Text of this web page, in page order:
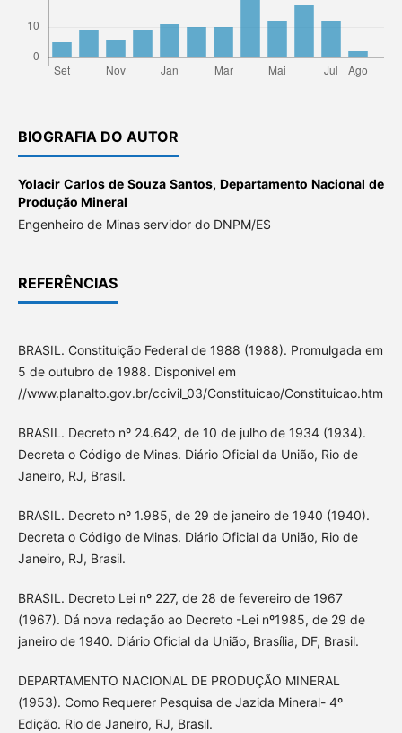
BIOGRAFIA DO AUTOR
Yolacir Carlos de Souza Santos,Departamento Nacional de
Produção Mineral
Engenheiro de Minas servidor do DNPM/ES
REFERÊNCIAS
BRASIL. Constituição Federal de 1988 (1988). Promulgada em
5 de outubro de 1988. Disponível em
//www.planalto.gov.br/ccivil_03/Constituicao/Constituicao.htm
BRASIL. Decreto nº 24.642, de 10 de julho de 1934 (1934).
Decreta o Código de Minas. Diário Oficial da União, Rio de
Janeiro, RJ, Brasil.
BRASIL. Decreto nº 1.985, de 29 de janeiro de 1940 (1940).
Decreta o Código de Minas. Diário Oficial da União, Rio de
Janeiro, RJ, Brasil.
BRASIL. Decreto Lei nº 227, de 28 de fevereiro de 1967
(1967). Dá nova redação ao Decreto -Lei nº1985, de 29 de
janeiro de 1940. Diário Oficial da União, Brasília, DF, Brasil.
DEPARTAMENTO NACIONAL DE PRODUÇÃO MINERAL
(1953). Como Requerer Pesquisa de Jazida Mineral- 4º
Edição. Rio de Janeiro, RJ, Brasil.